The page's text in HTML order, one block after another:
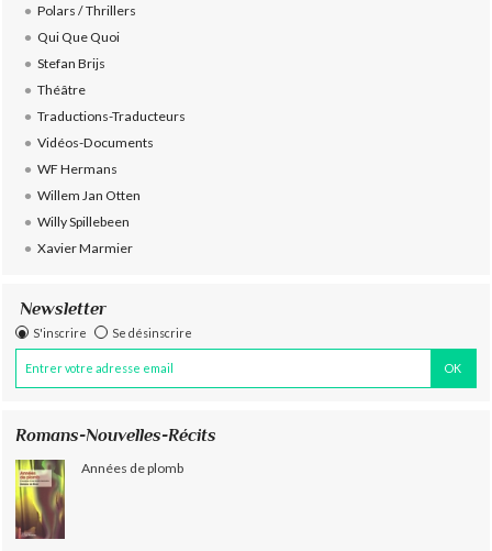
Polars / Thrillers
Qui Que Quoi
Stefan Brijs
Théâtre
Traductions-Traducteurs
Vidéos-Documents
WF Hermans
Willem Jan Otten
Willy Spillebeen
Xavier Marmier
Newsletter
S'inscrire Se désinscrire
Romans-Nouvelles-Récits
Années de plomb